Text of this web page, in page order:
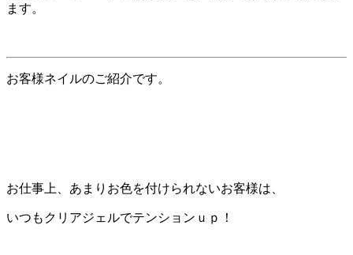
ます。
お客様ネイルのご紹介です。
お仕事上、あまりお色を付けられないお客様は、
いつもクリアジェルでテンションｕｐ！